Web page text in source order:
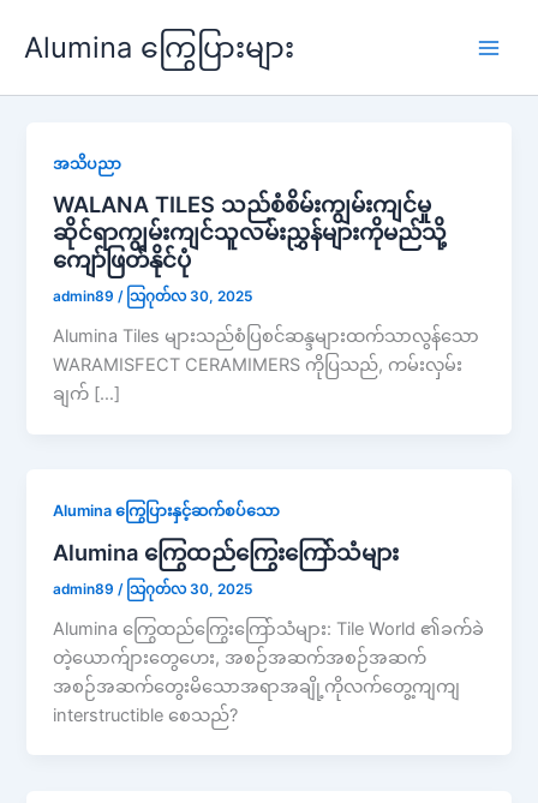
skipAlumina ကြွေပြားများ
အသိပညာ
WALANA TILES သည်စံစိမ်းကျွမ်းကျင်မှု
ဆိုင်ရာကျွမ်းကျင်သူလမ်းညွှန်များကိုမည်သို့
ကျော်ဖြတ်နိုင်ပုံ
admin89/ သြဂုတ်လ 30, 2025
Alumina Tiles များသည်စံပြစင်ဆန္ဒများထက်သာလွန်သော
WARAMISFECT CERAMIMERS ကိုပြသည်, ကမ်းလှမ်း
ချက် […]
Alumina ကြွေပြားနှင့်ဆက်စပ်သော
Alumina ကြွေထည်ကြွေးကြော်သံများ
admin89 / သြဂုတ်လ 30, 2025
Alumina ကြွေထည်ကြွေးကြော်သံများ: Tile World ၏ခက်ခဲ
တဲ့ယောက်ျားတွေဟေး, အစဉ်အဆက်အစဉ်အဆက်
အစဉ်အဆက်တွေးမိသောအရာအချို့ကိုလက်တွေ့ကျကျ
interstructible စေသည်?